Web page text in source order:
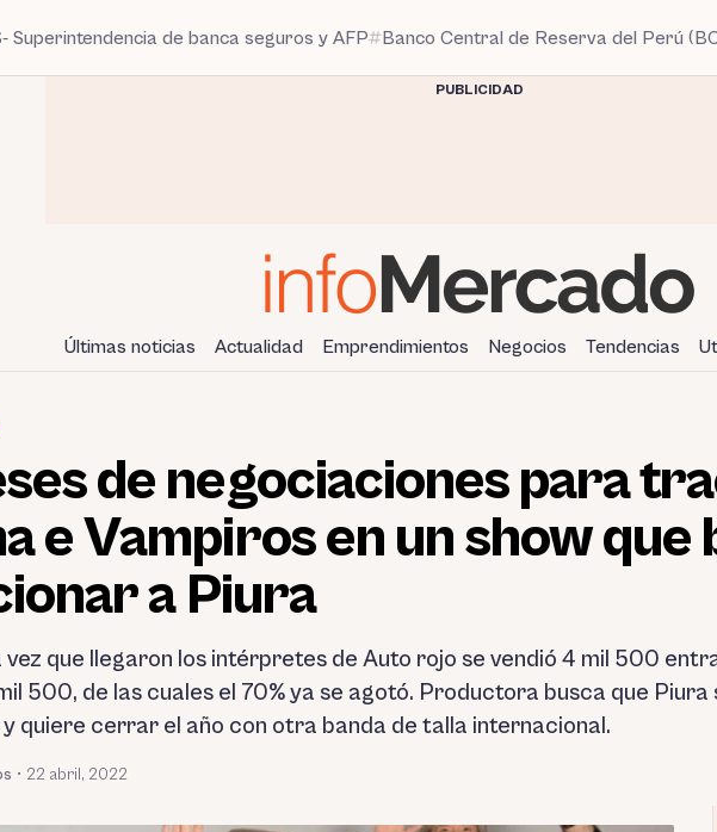
Superintendencia de banca seguros y AFP Banco Central de Reserva del Perú
PUBLICIDAD
Últimas noticias Actualidad Emprendimientos Negocios Tendencias
de negociaciones para
e Vampiros en un show que
a Piura
que llegaron los intérpretes de Auto rojo se vendió 4 mil 500
500, de las cuales el 70% ya se agotó. Productora busca que Piura
quiere cerrar el año con otra banda de talla internacional.
• 22 abril, 2022